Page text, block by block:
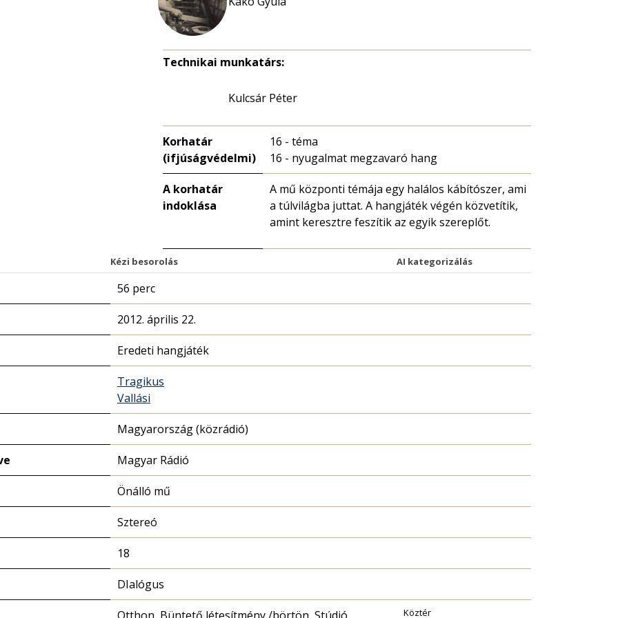
Technikai munkatárs:
Kulcsár Péter
Korhatár
(ifjúságvédelmi)
16 - téma
16 - nyugalmat megzavaró hang
A korhatár
indoklása
A mű központi témája egy halálos kábítószer, ami
a túlvilágba juttat. A hangjáték végén közvetítik,
amint keresztre feszítik az egyik szereplőt.
Kézi besorolás AI kategorizálás
56 perc
2012. április 22.
Eredeti hangjáték
Tragikus
Vallási
Magyarország (közrádió)
Magyar Rádió
Önálló mű
Sztereó
18
DIalógus
Köztér